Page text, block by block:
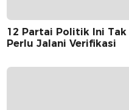
12 Partai Politik Ini Tak
Perlu Jalani Verifikasi